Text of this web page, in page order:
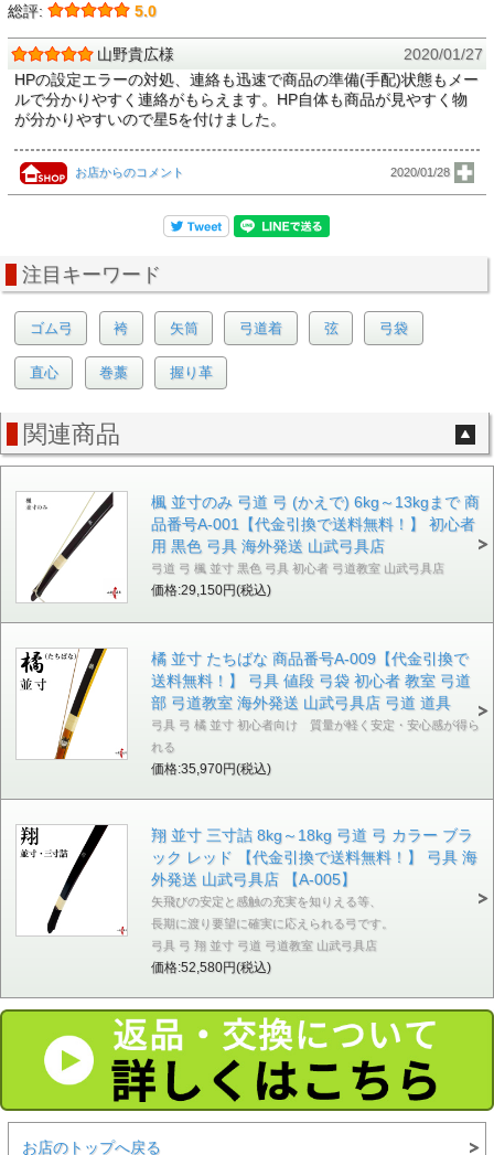
総評: 5.0
山野貴広様
2020/01/27
HPの設定エラーの対処、連絡も迅速で商品の準備(手配)状態もメー
ルで分かりやすく連絡がもらえます。HP自体も商品が見やすく物
が分かりやすいので星5を付けました。
お店からのコメント 2020/01/28
注目キーワード
ゴム弓 袴 矢筒 弓道着 弦 弓袋
直心 巻藁 握り革
関連商品
楓 並寸のみ 弓道 弓 (かえで) 6kg～13kgまで 商
品番号A-001【代金引換で送料無料！】 初心者
用 黒色 弓具 海外発送 山武弓具店
弓道 弓 楓 並寸 黒色 弓具 初心者 弓道教室 山武弓具店
価格:29,150円(税込)
橘 並寸 たちばな 商品番号A-009【代金引換で
送料無料！】 弓具 値段 弓袋 初心者 教室 弓道
部 弓道教室 海外発送 山武弓具店 弓道 道具
弓具 弓 橘 並寸 初心者向け 質量が軽く安定・安心感が得ら
れる
価格:35,970円(税込)
翔 並寸 三寸詰 8kg～18kg 弓道 弓 カラー ブラ
ック レッド 【代金引換で送料無料！】 弓具 海
外発送 山武弓具店 【A-005】
矢飛びの安定と感触の充実を知りえる等、
長期に渡り要望に確実に応えられる弓です。
弓具 弓 翔 並寸 弓道 弓道教室 山武弓具店
価格:52,580円(税込)
お店のトップへ戻る